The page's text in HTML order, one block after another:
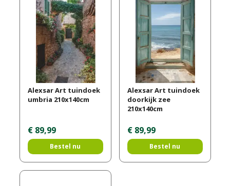
Alexsar Art tuindoek
umbria 210x140cm
€ 89,99
Bestel nu
Alexsar Art tuindoek
doorkijk zee
210x140cm
€ 89,99
Bestel nu